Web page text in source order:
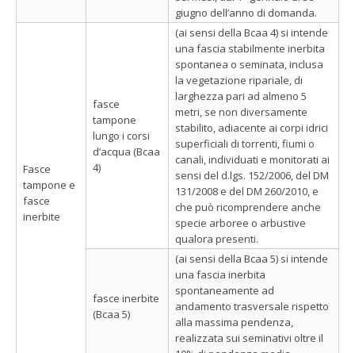
giugno dell’anno di domanda.
Fasce
tampone e
fasce
inerbite
fasce
tampone
lungo i corsi
d’acqua (Bcaa
4)
(ai sensi della Bcaa 4) si intende
una fascia stabilmente inerbita
spontanea o seminata, inclusa
la vegetazione ripariale, di
larghezza pari ad almeno 5
metri, se non diversamente
stabilito, adiacente ai corpi idrici
superficiali di torrenti, fiumi o
canali, individuati e monitorati ai
sensi del d.lgs. 152/2006, del DM
131/2008 e del DM 260/2010, e
che può ricomprendere anche
specie arboree o arbustive
qualora presenti.
fasce inerbite
(Bcaa 5)
(ai sensi della Bcaa 5) si intende
una fascia inerbita
spontaneamente ad
andamento trasversale rispetto
alla massima pendenza,
realizzata sui seminativi oltre il